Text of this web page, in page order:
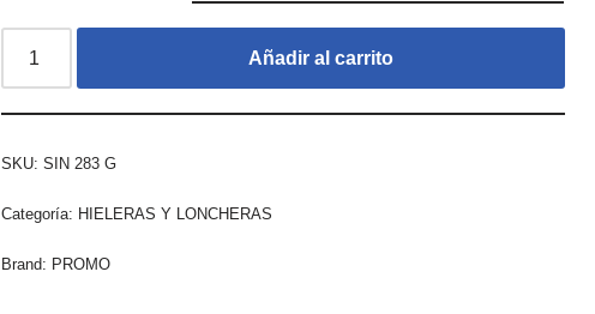
Añadir al carrito
SKU:SIN 283 G
Categoría: HIELERAS Y LONCHERAS
Brand: PROMO